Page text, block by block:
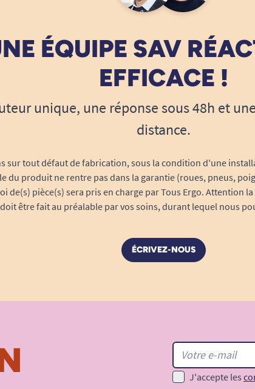
ÉQUIPE SAV
EFFICACE !
unique, une réponse sous 48h et
distance.
sur tout défaut de fabrication, sous la condition d'une
du produit ne rentre pas dans la garantie (roues, pneus,
de(s) pièce(s) sera pris en charge par Tous Ergo. Attention
être fait au préalable par vos soins, durant lequel nous
ÉCRIVEZ-NOUS
J'accepte les